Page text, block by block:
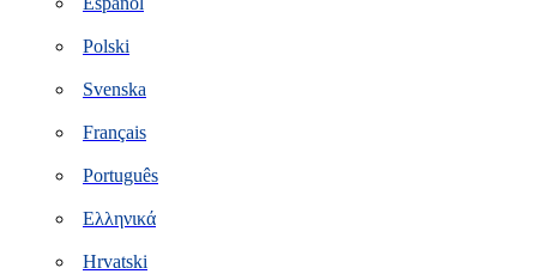
Polski
Svenska
Français
Português
Ελληνικά
Hrvatski